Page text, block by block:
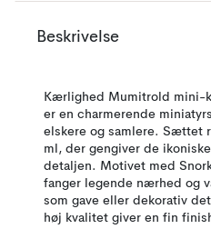
Beskrivelse
Kærlighed Mumitrold mini-
er en charmerende
elskere og samlere. Sættet
ml, der gengiver de
detaljen. Motivet med
fanger legende nærhed og
som gave eller dekorativ
høj kvalitet giver en fin